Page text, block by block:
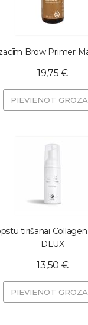
Brow Primer
19,75 €
PIEVIENOT
tīrīšanai
DLUX
13,50 €
PIEVIENOT